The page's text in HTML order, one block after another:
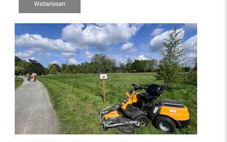
Weiterlesen